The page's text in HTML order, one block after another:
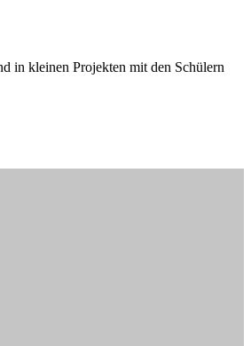
in kleinen Projekten mit den Schülern